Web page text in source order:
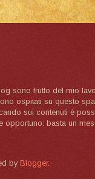
sono frutto del mio
ospitati su questo
sui contenuti è
basta un
by Blogger.